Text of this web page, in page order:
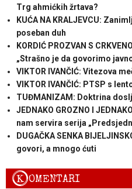
Trg ahmićkih žrtava?
KUĆA NA KRALJEVCU:
poseban duh
KORDIĆ PROZVAN S
„Strašno je da govorimo
VIKTOR IVANČIĆ: Vitezova
VIKTOR IVANČIĆ: PTSP s
TUĐMANIZAM: Doktrina
JEDNAKO GROZNO I
nam servira serija
DUGAČKA SENKA
govori, a mnogo ćuti
KOMENTARI